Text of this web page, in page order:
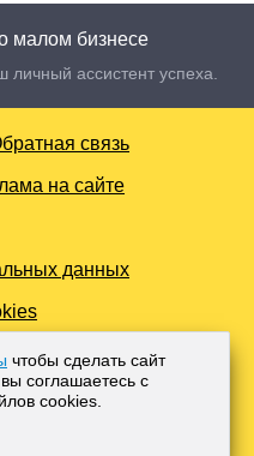
малом бизнесе
ассистент успеха.
связь
на сайте
данных
Для лиц старше 18 лет.
тиражирование в сети
без согласования с
законом.
чтобы сделать сайт
соглашаетесь с
cооkies.